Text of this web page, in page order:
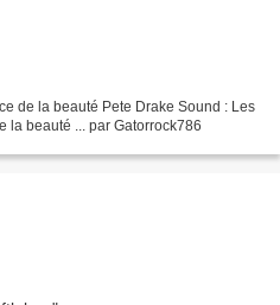
de la beauté Pete Drake Sound : Les
la beauté ... par Gatorrock786